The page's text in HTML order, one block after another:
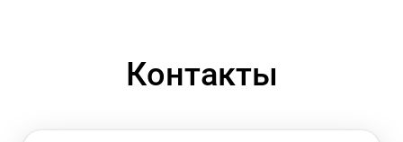
Контакты